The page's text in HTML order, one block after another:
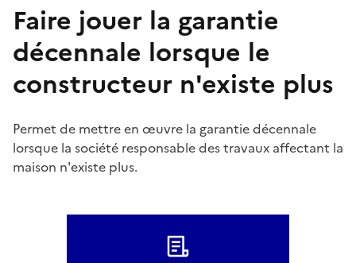
Faire jouer la garantie
décennale lorsque le
constructeur n'existe plus
Permet de mettre en œuvre la garantie décennale
lorsque la société responsable des travaux affectant la
maison n'existe plus.